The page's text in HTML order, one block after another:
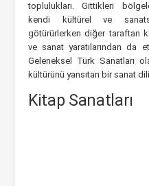
toplulukları. Gittikleri
kendi kültürel ve
götürürlerken diğer taraftan
ve sanat yaratılarından da
Geleneksel Türk Sanatları
kültürünü yansıtan bir sanat
Kitap Sanatları